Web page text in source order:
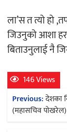
ला’स त त्यो हो
जिउनुको आशा
बिताउनुलाई नै
146 Views
Post
Previous:देशका
(महासचिव पाेखरेल)